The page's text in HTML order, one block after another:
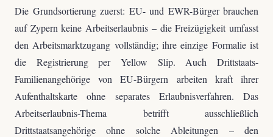
Die Grundsortierung zuerst: EU- und EWR-Bürger brauchen
auf Zypern keine Arbeitserlaubnis – die Freizügigkeit umfasst
den Arbeitsmarktzugang vollständig; ihre einzige Formalie ist
die Registrierung per Yellow Slip. Auch Drittstaats-
Familienangehörige von EU-Bürgern arbeiten kraft ihrer
Aufenthaltskarte ohne separates Erlaubnisverfahren. Das
Arbeitserlaubnis-Thema betrifft ausschließlich
Drittstaatsangehörige ohne solche Ableitungen – den